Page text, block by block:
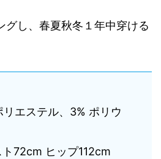
グし、春夏秋冬１年中穿ける
エステル、3% ポリウ
72cm ヒップ112cm